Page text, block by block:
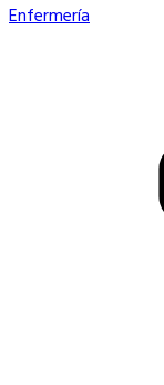
Enfermería